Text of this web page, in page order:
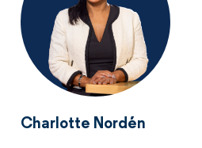
Charlotte Nordén